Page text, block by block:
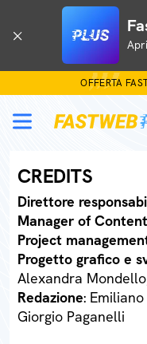
OFFERTA
CREDITS
Direttore
Manager of
Project
Progetto grafico e
Alexandra
Redazione:
Giorgio Paganelli